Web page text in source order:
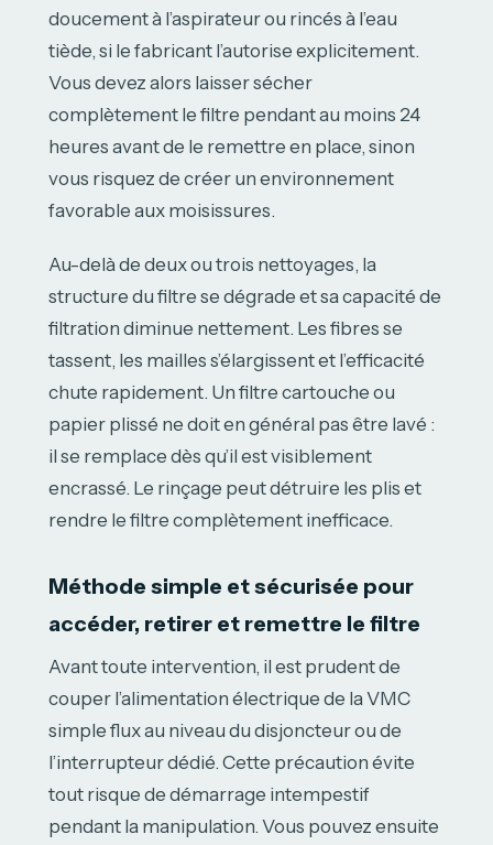
doucement à l’aspirateur ou rincés à l’eau
tiède, si le fabricant l’autorise explicitement.
Vous devez alors laisser sécher
complètement le filtre pendant au moins 24
heures avant de le remettre en place, sinon
vous risquez de créer un environnement
favorable aux moisissures.
Au-delà de deux ou trois nettoyages, la
structure du filtre se dégrade et sa capacité de
filtration diminue nettement. Les fibres se
tassent, les mailles s’élargissent et l’efficacité
chute rapidement. Un filtre cartouche ou
papier plissé ne doit en général pas être lavé :
il se remplace dès qu’il est visiblement
encrassé. Le rinçage peut détruire les plis et
rendre le filtre complètement inefficace.
Méthode simple et sécurisée pour
accéder, retirer et remettre le filtre
Avant toute intervention, il est prudent de
couper l’alimentation électrique de la VMC
simple flux au niveau du disjoncteur ou de
l’interrupteur dédié. Cette précaution évite
tout risque de démarrage intempestif
pendant la manipulation. Vous pouvez ensuite